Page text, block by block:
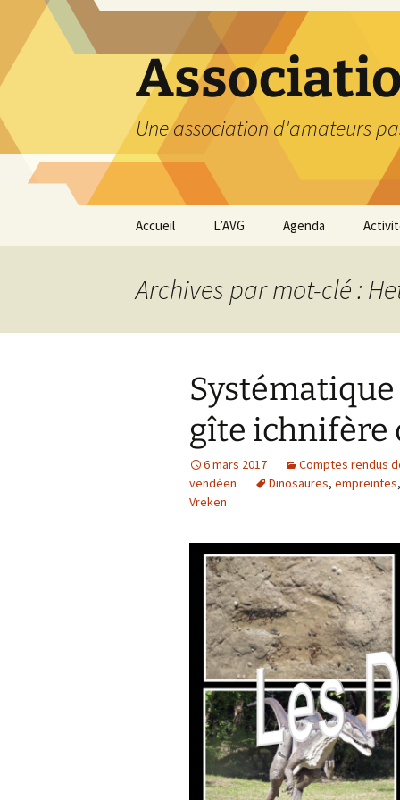
contenu
Une association d'amateurs
Accueil L’AVG
Nos coordonnées
Agenda
Archives par mot-clé :
gîte ichnifère
6 mars 2017 Comptes rendus
vendéen
Dinosaures, empreintes,
Vreken